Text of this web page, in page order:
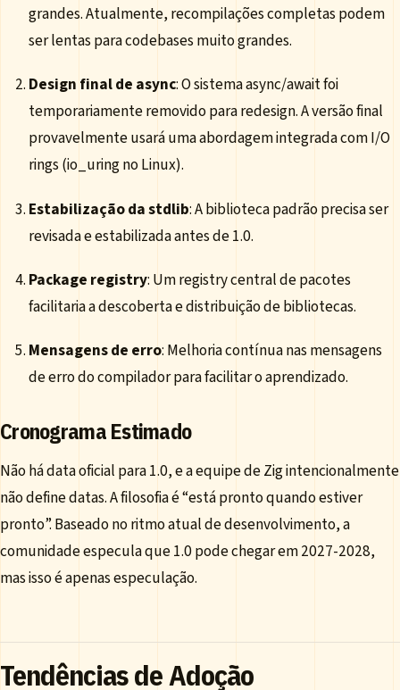
grandes. Atualmente, recompilações completas podem
ser lentas para codebases muito grandes.
Design final de async: O sistema async/await foi
temporariamente removido para redesign. A versão final
provavelmente usará uma abordagem integrada com I/O
rings (io_uring no Linux).
Estabilização da stdlib: A biblioteca padrão precisa ser
revisada e estabilizada antes de 1.0.
Package registry: Um registry central de pacotes
facilitaria a descoberta e distribuição de bibliotecas.
Mensagens de erro: Melhoria contínua nas mensagens
de erro do compilador para facilitar o aprendizado.
Cronograma Estimado
Não há data oficial para 1.0, e a equipe de Zig intencionalmente
não define datas. A filosofia é “está pronto quando estiver
pronto”. Baseado no ritmo atual de desenvolvimento, a
comunidade especula que 1.0 pode chegar em 2027-2028,
mas isso é apenas especulação.
Tendências de Adoção